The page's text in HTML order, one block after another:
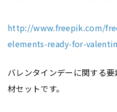
http://www.freepik.com/
elements-ready-for-
バレンタインデーに関する
材セットです。